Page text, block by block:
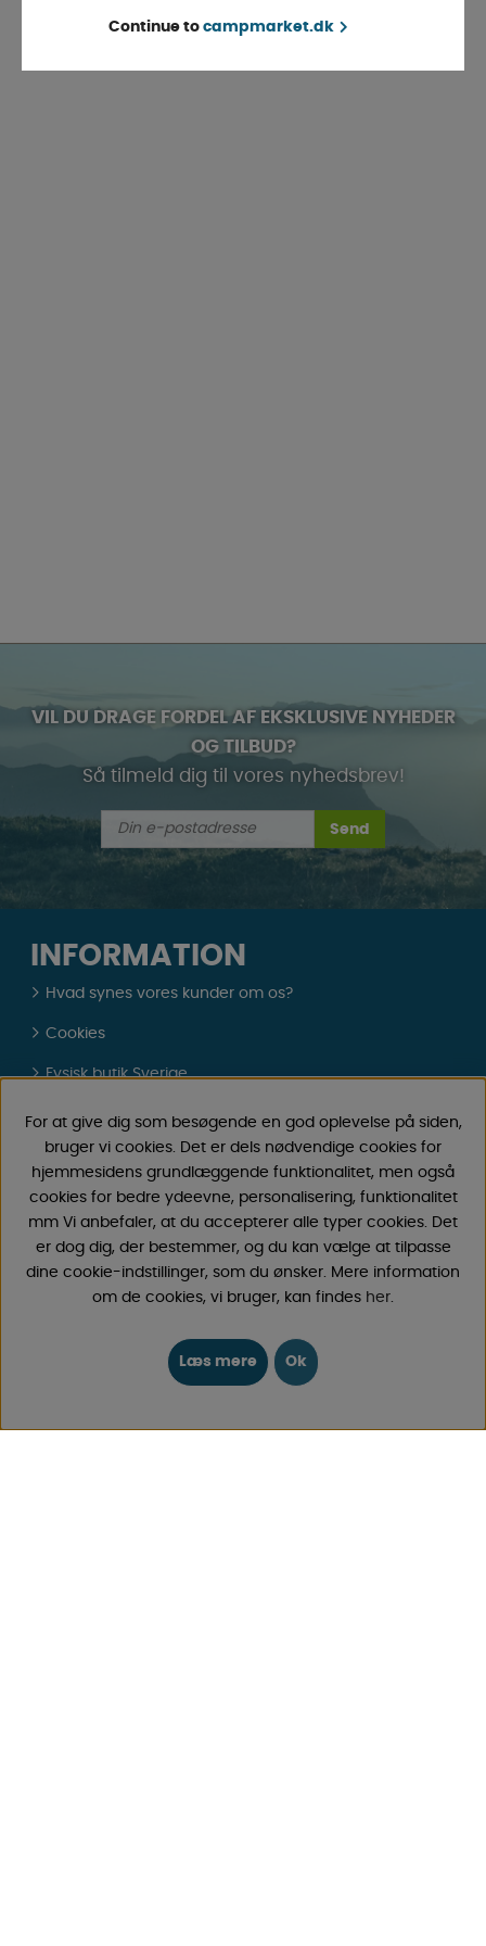
Continue to campmarket.dk
VIL DU DRAGE FORDEL AF EKSKLUSIVE NYHEDER
OG TILBUD?
Så tilmeld dig til vores nyhedsbrev!
Send
INFORMATION
Hvad synes vores kunder om os?
Cookies
Fysisk butik Sverige
Gavekort
Om os
FAQ - Almindelige spørgsmål
Købsbetingelser
Log ind
Vi svarer altid indenfor 24 timer på hverdage.
Registrer din retur
For at give dig som besøgende en god oplevelse på siden,
bruger vi cookies. Det er dels nødvendige cookies for
hjemmesidens grundlæggende funktionalitet, men også
cookies for bedre ydeevne, personalisering, funktionalitet
mm Vi anbefaler, at du accepterer alle typer cookies. Det
er dog dig, der bestemmer, og du kan vælge at tilpasse
dine cookie-indstillinger, som du ønsker. Mere information
om de cookies, vi bruger, kan findes her.
Læs mere Ok